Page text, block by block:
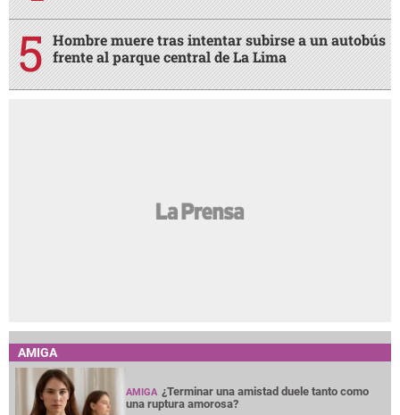
Hombre muere tras intentar subirse a un autobús
frente al parque central de La Lima
AMIGA
AMIGA ¿Terminar una amistad duele tanto como
una ruptura amorosa?